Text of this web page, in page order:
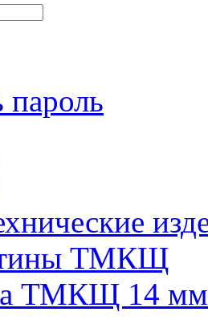
ТМКЩ
ТМКЩ 14 мм